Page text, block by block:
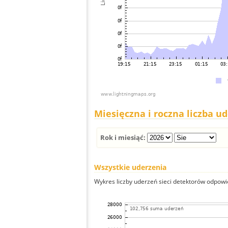
Miesięczna i roczna liczba
Rok i miesiąć:
Wszystkie uderzenia
Wykres liczby uderzeń sieci detektorów